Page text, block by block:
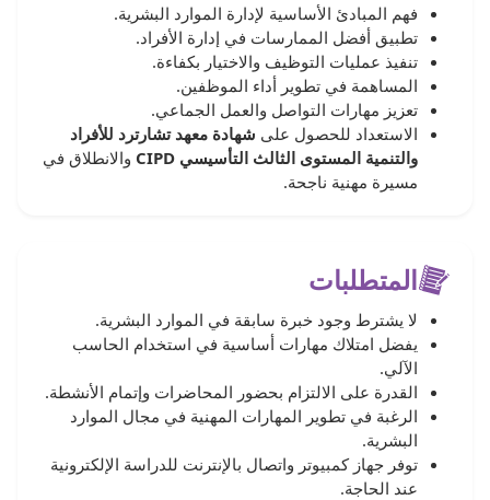
فهم المبادئ الأساسية لإدارة الموارد البشرية.
تطبيق أفضل الممارسات في إدارة الأفراد.
تنفيذ عمليات التوظيف والاختيار بكفاءة.
المساهمة في تطوير أداء الموظفين.
تعزيز مهارات التواصل والعمل الجماعي.
الاستعداد للحصول على شهادة معهد تشارترد للأفراد
والتنمية المستوى الثالث التأسيسي CIPD
والانطلاق في
مسيرة مهنية ناجحة.
المتطلبات
لا يشترط وجود خبرة سابقة في الموارد البشرية.
يفضل امتلاك مهارات أساسية في استخدام الحاسب
الآلي.
القدرة على الالتزام بحضور المحاضرات وإتمام الأنشطة.
الرغبة في تطوير المهارات المهنية في مجال الموارد
البشرية.
توفر جهاز كمبيوتر واتصال بالإنترنت للدراسة الإلكترونية
عند الحاجة.